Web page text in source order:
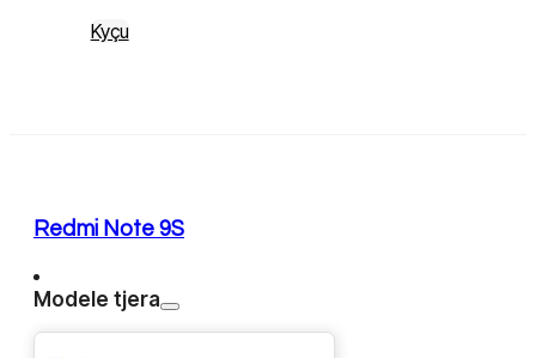
Kyçu
Redmi Note 9S
Modele tjera